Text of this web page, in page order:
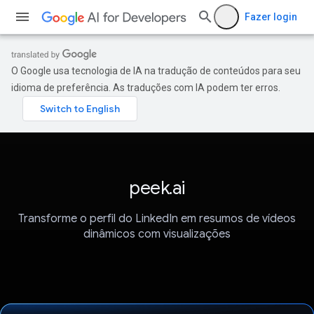
Fazer login
O Google usa tecnologia de IA na tradução de conteúdos para seu
idioma de preferência. As traduções com IA podem ter erros.
peek.ai
Transforme o perfil do LinkedIn em resumos de vídeos
dinâmicos com visualizações